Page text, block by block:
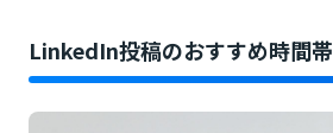
LinkedIn投稿のおすすめ時間帯